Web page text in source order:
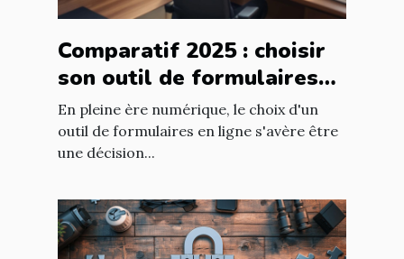
Comparatif 2025 : choisir
son outil de formulaires
en ligne selon ses besoins
En pleine ère numérique, le choix d'un
outil de formulaires en ligne s'avère être
une décision...